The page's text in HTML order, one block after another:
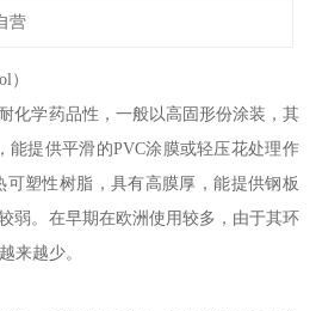
营
）
化学药品性，一般以高固形份涂装，其
能提供平滑的PVC涂膜或轻压花处理作
可塑性树脂，具有高膜厚，能提供钢板
弱。在早期在欧洲使用较多，由于其环
来越少。